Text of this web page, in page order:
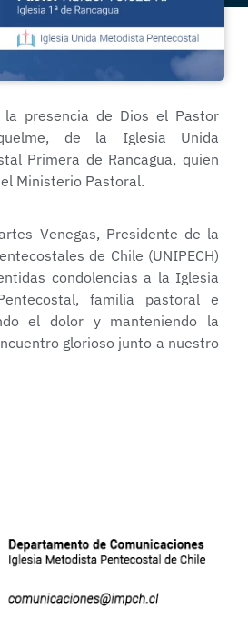
presencia de Dios el Pastor
de la Iglesia Unida
Primera de Rancagua, quien
Ministerio Pastoral.
Venegas, Presidente de la
de Chile (UNIPECH)
condolencias a la Iglesia
familia pastoral e
el dolor y manteniendo la
glorioso junto a nuestro